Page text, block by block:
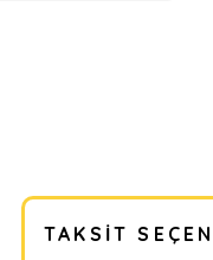
TAKSIT